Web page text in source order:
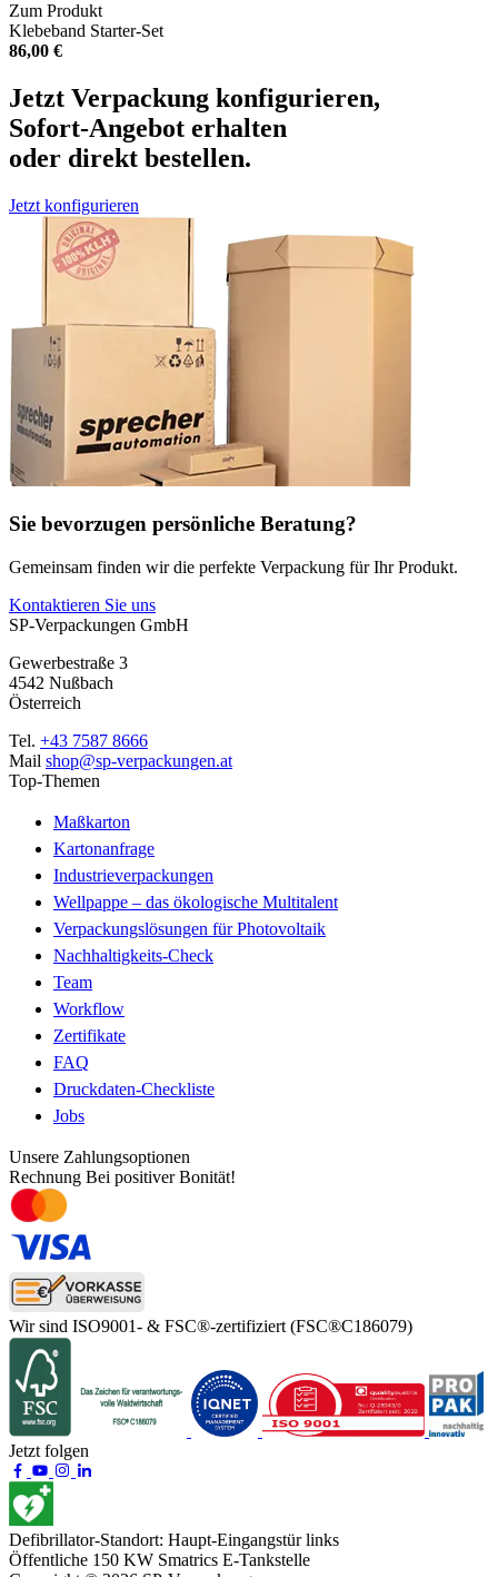
Zum Produkt
Klebeband Starter-Set
86,00 €
Jetzt Verpackung konfigurieren,
Sofort-Angebot erhalten
oder direkt bestellen.
Jetzt konfigurieren
Sie bevorzugen persönliche Beratung?
Gemeinsam finden wir die perfekte Verpackung für Ihr Produkt.
Kontaktieren Sie uns
SP-Verpackungen GmbH
Gewerbestraße 3
4542 Nußbach
Österreich
Tel. +43 7587 8666
Mail shop@sp-verpackungen.at
Top-Themen
Maßkarton
Kartonanfrage
Industrieverpackungen
Wellpappe – das ökologische Multitalent
Verpackungslösungen für Photovoltaik
Nachhaltigkeits-Check
Team
Workflow
Zertifikate
FAQ
Druckdaten-Checkliste
Jobs
Unsere Zahlungsoptionen
Rechnung Bei positiver Bonität!
Wir sind ISO9001- & FSC®-zertifiziert (FSC®C186079)
Jetzt folgen
Defibrillator-Standort: Haupt-Eingangstür links
Öffentliche 150 KW Smatrics E-Tankstelle